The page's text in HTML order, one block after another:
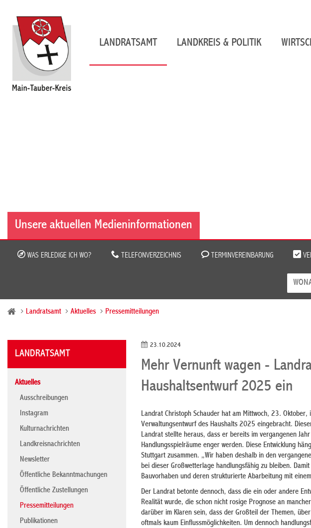
LANDRATSAMT LANDKREIS & POLITIK
Unsere aktuellen Medieninformationen
WAS ERLEDIGE ICH WO? TELEFONVERZEICHNIS TERMINVEREINBARUNG
Landratsamt Aktuelles Pressemitteilungen
LANDRATSAMT
Aktuelles
Ausschreibungen
Instagram
Kulturnachrichten
Landkreisnachrichten
Newsletter
Öffentliche Bekanntmachungen
Öffentliche Zustellungen
Pressemitteilungen
Publikationen
23.10.2024
Mehr Vernunft wagen -
Haushaltsentwurf 2025 ein
Landrat Christoph Schauder hat am Mittwoch, 23.
Verwaltungsentwurf des Haushalts 2025 eingebracht.
Landrat stellte heraus, dass er bereits im vergangenen
Handlungsspielräume enger werden. Diese Entwicklung
Stuttgart zusammen. „Wir haben deshalb in den
bei dieser Großwetterlage handlungsfähig zu bleiben.
Bauvorhaben und deren strukturierte Abarbeitung mit
Der Landrat betonte dennoch, dass die ein oder andere
Realität wurde, die schon nicht rosige Prognose an
darüber im Klaren sein, dass der Großteil der Themen,
oftmals kaum Einflussmöglichkeiten. Um dennoch